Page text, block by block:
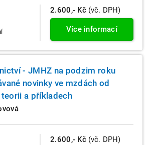
2.600,- Kč (vč. DPH)
Více informací
- JMHZ na podzim roku
novinky ve mzdách od
teorii a příkladech
2.600,- Kč (vč. DPH)